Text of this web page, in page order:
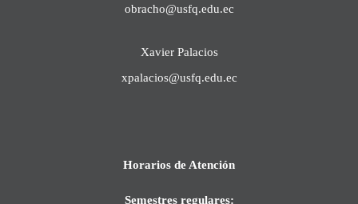
obracho@usfq.edu.ec
Xavier Palacios
xpalacios@usfq.edu.ec
Horarios de Atención
Semestres regulares: